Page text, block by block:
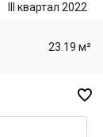
III квартал 2022
23.19 м²
